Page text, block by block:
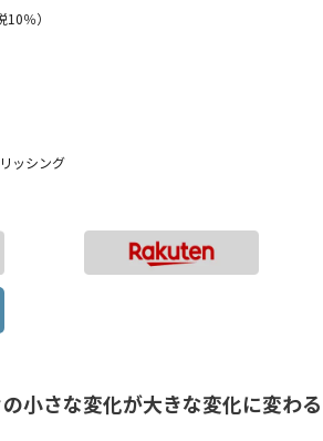
％）
ッシング
小さな変化が大きな変化に変わる